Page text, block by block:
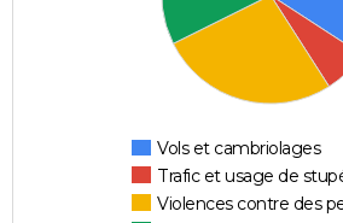
Vols et cambriolages
Trafic et usage de
Violences contre des